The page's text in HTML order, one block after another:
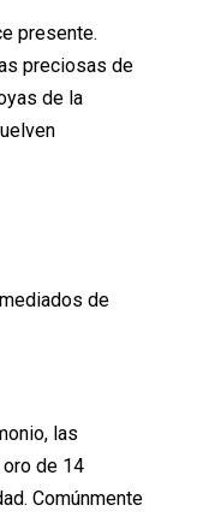
presente.
preciosas de
de la
de
las
de 14
Comúnmente